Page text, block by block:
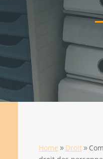
Home 9 Droit 9